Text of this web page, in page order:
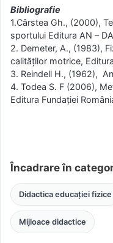
Bibliografie
1.Cârstea Gh., (2000),
sportului Editura AN –
2. Demeter, A., (1983),
calităţilor motrice,
3. Reindell H., (1962),
4. Todea S. F (2006),
Editura Fundației
Încadrare în
Didactica educației fizice
Mijloace didactice